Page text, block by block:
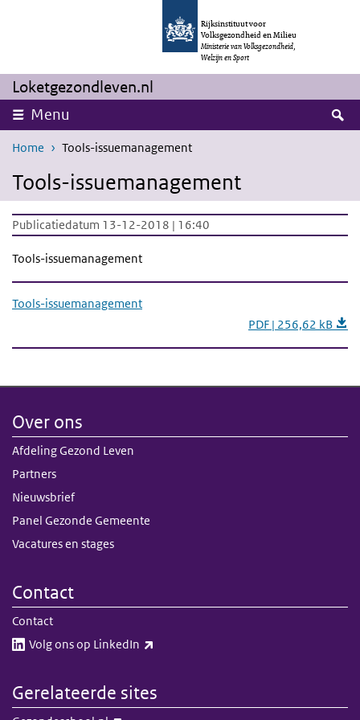
Overslaan en naar de inhoud gaan
Rijksinstituut voor
Volksgezondheid en Milieu
Ministerie van Volksgezondheid,
Welzijn en Sport
Loketgezondleven.nl
Menu
Home Tools-issuemanagement
Tools-issuemanagement
Publicatiedatum 13-12-2018 | 16:40
Tools-issuemanagement
Tools-issuemanagement
PDF | 256,62 kB
Over ons
Afdeling Gezond Leven
Partners
Nieuwsbrief
Panel Gezonde Gemeente
Vacatures en stages
Contact
Contact
Volg ons op LinkedIn​​
Gerelateerde sites